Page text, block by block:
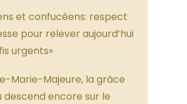
et confucéens: respect
pour relever aujourd’hui
urgents»
Marie-Majeure, la grâce
descend encore sur le